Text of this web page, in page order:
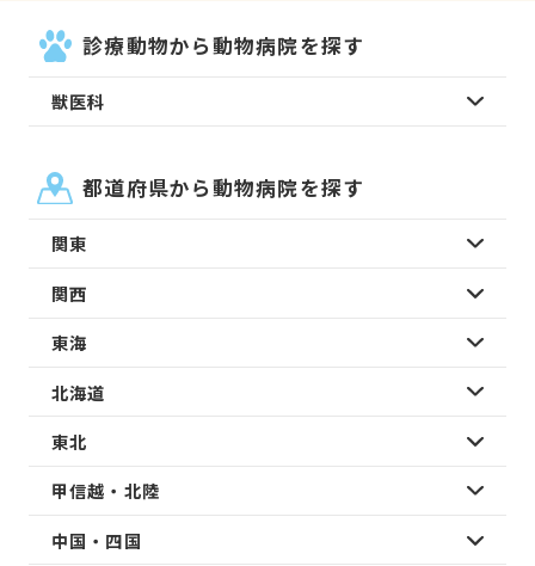
診療動物から動物病院を探す
獣医科
都道府県から動物病院を探す
関東
関西
東海
北海道
東北
甲信越・北陸
中国・四国